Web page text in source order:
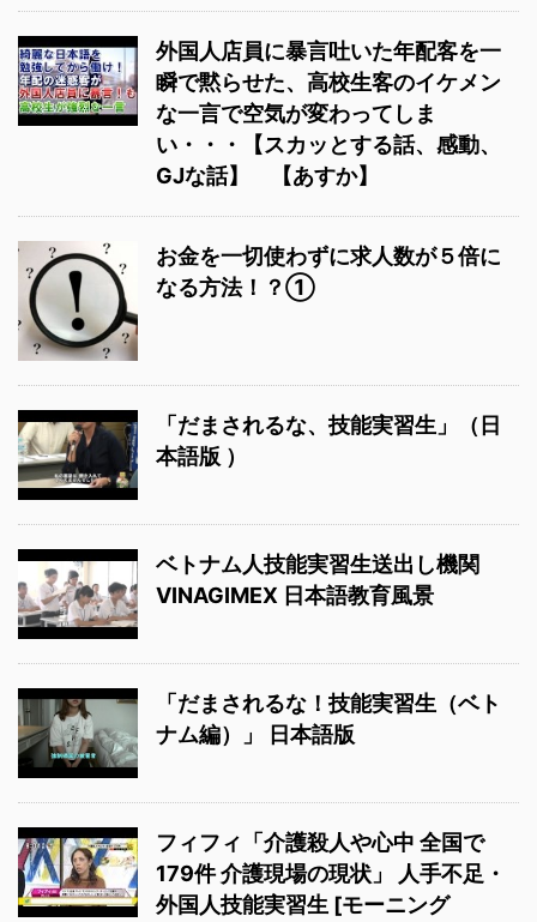
外国人店員に暴言吐いた年配客を一
瞬で黙らせた、高校生客のイケメン
な一言で空気が変わってしま
い・・・【スカッとする話、感動、
GJな話】 【あすか】
お金を一切使わずに求人数が５倍に
なる方法！？①
「だまされるな、技能実習生」（日
本語版 ）
ベトナム人技能実習生送出し機関
VINAGIMEX 日本語教育風景
「だまされるな！技能実習生（ベト
ナム編）」 日本語版
フィフィ「介護殺人や心中 全国で
179件 介護現場の現状」 人手不足・
外国人技能実習生 [モーニング